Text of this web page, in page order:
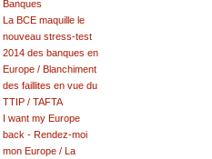
Banques
La BCE maquille le
nouveau stress-test
2014 des banques en
Europe / Blanchiment
des faillites en vue du
TTIP / TAFTA
I want my Europe
back - Rendez-moi
mon Europe / La